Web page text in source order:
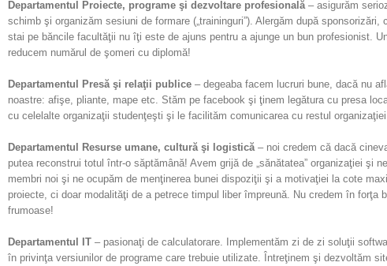
Departamentul Proiecte, programe şi dezvoltare profesională– asigurăm
schimb şi organizăm sesiuni de formare („traininguri”). Alergăm după
stai pe băncile facultăţii nu îţi este de ajuns pentru a ajunge un bun profesionist.
reducem numărul de şomeri cu diplomă!
Departamentul Presă şi relaţii publice – degeaba facem lucruri bune, dacă nu
noastre: afişe, pliante, mape etc. Stăm pe facebook şi ţinem legătura cu presa
cu celelalte organizaţii studenţeşti şi le facilităm comunicarea cu restul
Departamentul Resurse umane, cultură şi logistică– noi credem că dacă
putea reconstrui totul într-o săptămână! Avem grijă de „sănătatea” organizaţiei şi
membri noi şi ne ocupăm de menţinerea bunei dispoziţii şi a motivaţiei la cote
proiecte, ci doar modalităţi de a petrece timpul liber împreună. Nu credem în
frumoase!
Departamentul IT – pasionaţi de calculatorare. Implementăm zi de zi soluţii
în privinţa versiunilor de programe care trebuie utilizate. Întreţinem şi dezvoltăm